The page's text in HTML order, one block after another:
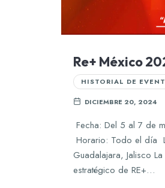
Re+ México
HISTORIAL DE
DICIEMBRE 20, 2024
Fecha: Del 5 al 7 de
Horario: Todo el día
Guadalajara, Jalisco
estratégico de RE+…